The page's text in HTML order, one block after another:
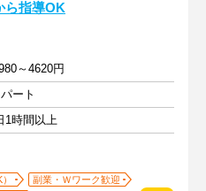
ら指導OK
～4620円
ート
1時間以上
副業・Ｗワーク歓迎